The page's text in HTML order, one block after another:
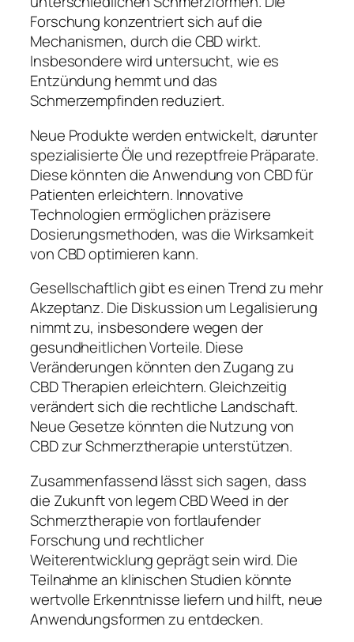
Forschung konzentriert sich auf die
Mechanismen, durch die CBD wirkt.
Insbesondere wird untersucht, wie es
Entzündung hemmt und das
Schmerzempfinden reduziert.
Neue Produkte werden entwickelt, darunter
spezialisierte Öle und rezeptfreie Präparate.
Diese könnten die Anwendung von CBD für
Patienten erleichtern. Innovative
Technologien ermöglichen präzisere
Dosierungsmethoden, was die Wirksamkeit
von CBD optimieren kann.
Gesellschaftlich gibt es einen Trend zu mehr
Akzeptanz. Die Diskussion um Legalisierung
nimmt zu, insbesondere wegen der
gesundheitlichen Vorteile. Diese
Veränderungen könnten den Zugang zu
CBD Therapien erleichtern. Gleichzeitig
verändert sich die rechtliche Landschaft.
Neue Gesetze könnten die Nutzung von
CBD zur Schmerztherapie unterstützen.
Zusammenfassend lässt sich sagen, dass
die Zukunft von legem CBD Weed in der
Schmerztherapie von fortlaufender
Forschung und rechtlicher
Weiterentwicklung geprägt sein wird. Die
Teilnahme an klinischen Studien könnte
wertvolle Erkenntnisse liefern und hilft, neue
Anwendungsformen zu entdecken.